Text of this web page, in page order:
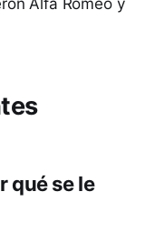
Alfa Romeo y
qué se le